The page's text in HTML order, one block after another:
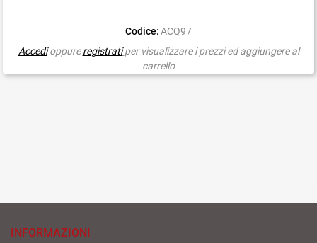
Codice: ACQ97
Accedioppureregistrati per visualizzare i prezzi ed aggiungere al
carrello
INFORMAZIONI